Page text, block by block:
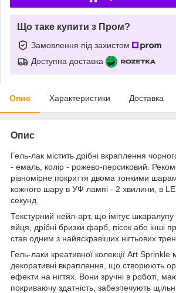
Що таке купити з Пром?
Замовлення під захистом
Доступна доставка
Опис Характеристики Доставка
Опис
Гель-лак містить дрібні вкраплення
- емаль, колір - рожево-персиковий.
рівномірне покриття двома тонкими
кожного шару в УФ лампі - 2 хвилини, в
секунд.
Текстурний нейл-арт, що імітує
яйця, дрібні бризки фарб, пісок або інші
став одним з найяскравіших нігтьових
Гель-лаки креативної колекції Art Sprinkle
декоративні вкраплення, що створюють
ефекти на нігтях. Вони зручні в роботі,
покриваючу здатність, забезпечують